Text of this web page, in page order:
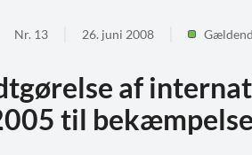
Nr. 13 26. juni 2008
af
til